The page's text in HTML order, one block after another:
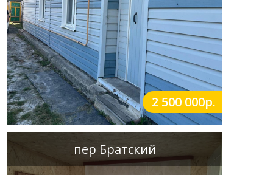
2 500 000р.
пер Братский